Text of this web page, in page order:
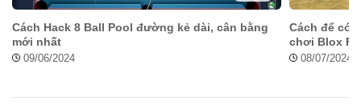
Cách Hack 8 Ball Pool đường kẻ dài, cân bằng
mới nhất
09/06/2024
Cách để có
chơi Blox
08/07/2024